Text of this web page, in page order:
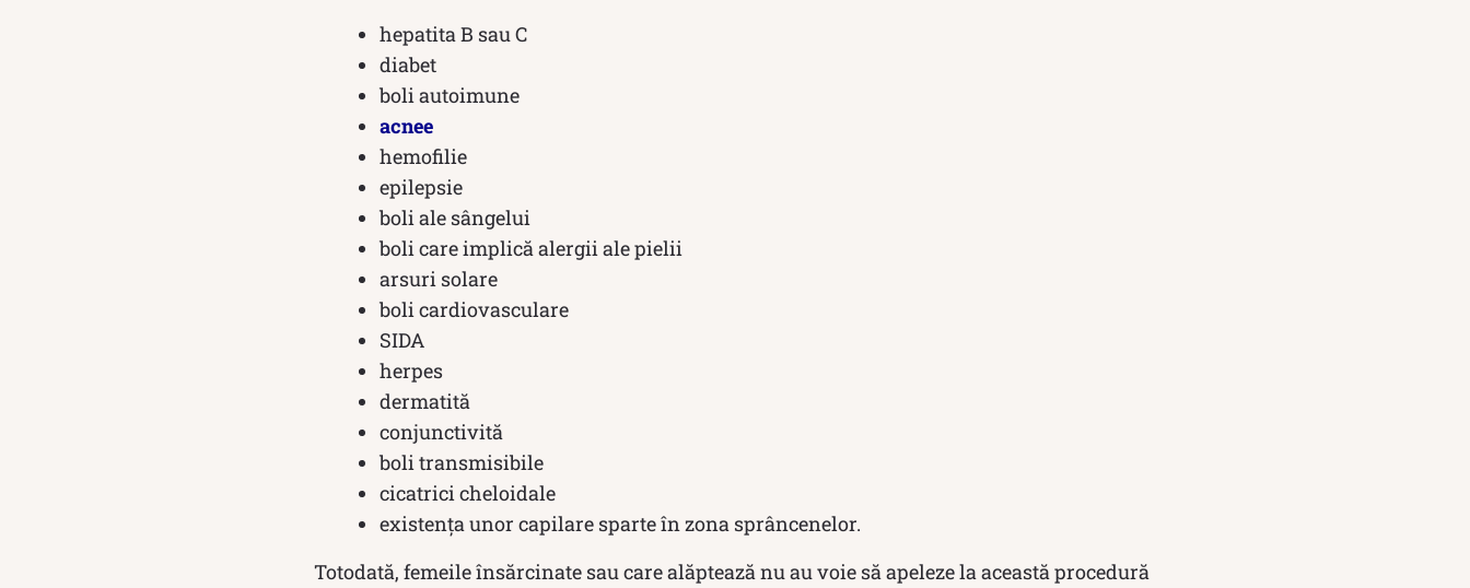
hepatita B sau C
diabet
boli autoimune
acnee
hemofilie
epilepsie
boli ale sângelui
boli care implică alergii ale pielii
arsuri solare
boli cardiovasculare
SIDA
herpes
dermatită
conjunctivită
boli transmisibile
cicatrici cheloidale
existența unor capilare sparte în zona sprâncenelor.
Totodată, femeile însărcinate sau care alăptează nu au voie să apeleze la această procedură